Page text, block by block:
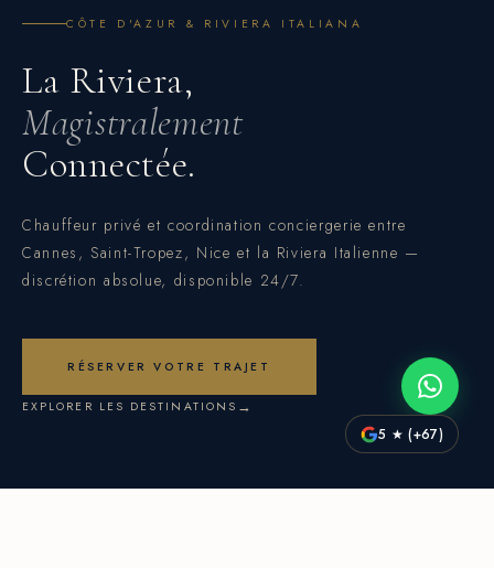
CÔTE D'AZUR & RIVIERA ITALIANA
La Riviera,
Magistralement
Connectée.
Costa Driver est un service de chauffeur privé basé à
Chauffeur privé et coordination conciergerie entre
Cannes, Saint-Tropez, Nice et la Riviera Italienne —
discrétion absolue, disponible 24/7.
RÉSERVER VOTRE TRAJET
EXPLORER LES DESTINATIONS
5 ★ (+67)